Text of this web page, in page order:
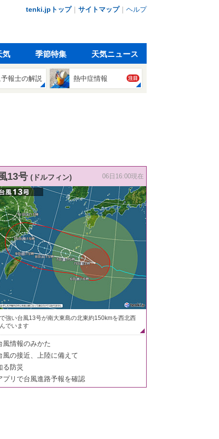
tenki.jpトップ｜ サイトマップ｜ ヘルプ
気 季節特集 天気ニュース
報士の解説 熱中症情報 注目
13号 (ドルフィン) 06日16:00現在
強い台風13号が南大東島の北東約150kmを西北西
でいます
風情報のみかた
風の接近、上陸に備えて
る防災
プリで台風進路予報を確認